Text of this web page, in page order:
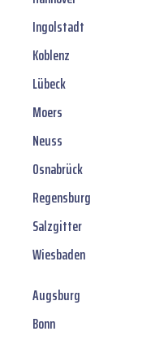
Ingolstadt
Koblenz
Lübeck
Moers
Neuss
Osnabrück
Regensburg
Salzgitter
Wiesbaden
Augsburg
Bonn